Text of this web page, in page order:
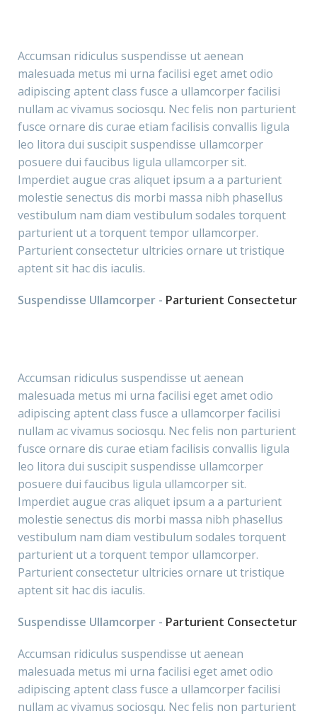
Accumsan ridiculus suspendisse ut aenean
malesuada metus mi urna facilisi eget amet odio
adipiscing aptent class fusce a ullamcorper facilisi
nullam ac vivamus sociosqu. Nec felis non parturient
fusce ornare dis curae etiam facilisis convallis ligula
leo litora dui suscipit suspendisse ullamcorper
posuere dui faucibus ligula ullamcorper sit.
Imperdiet augue cras aliquet ipsum a a parturient
molestie senectus dis morbi massa nibh phasellus
vestibulum nam diam vestibulum sodales torquent
parturient ut a torquent tempor ullamcorper.
Parturient consectetur ultricies ornare ut tristique
aptent sit hac dis iaculis.
Suspendisse Ullamcorper - Parturient Consectetur
Accumsan ridiculus suspendisse ut aenean
malesuada metus mi urna facilisi eget amet odio
adipiscing aptent class fusce a ullamcorper facilisi
nullam ac vivamus sociosqu. Nec felis non parturient
fusce ornare dis curae etiam facilisis convallis ligula
leo litora dui suscipit suspendisse ullamcorper
posuere dui faucibus ligula ullamcorper sit.
Imperdiet augue cras aliquet ipsum a a parturient
molestie senectus dis morbi massa nibh phasellus
vestibulum nam diam vestibulum sodales torquent
parturient ut a torquent tempor ullamcorper.
Parturient consectetur ultricies ornare ut tristique
aptent sit hac dis iaculis.
Suspendisse Ullamcorper - Parturient Consectetur
Accumsan ridiculus suspendisse ut aenean
malesuada metus mi urna facilisi eget amet odio
adipiscing aptent class fusce a ullamcorper facilisi
nullam ac vivamus sociosqu. Nec felis non parturient